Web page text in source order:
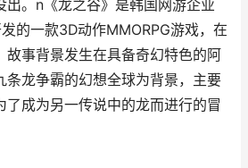
出。n《龙之谷》是韩国网游企业
的一款3D动作MMORPG游戏，在
故事背景发生在具备奇幻特色的阿
条龙争霸的幻想全球为背景，主要
了成为另一传说中的龙而进行的冒